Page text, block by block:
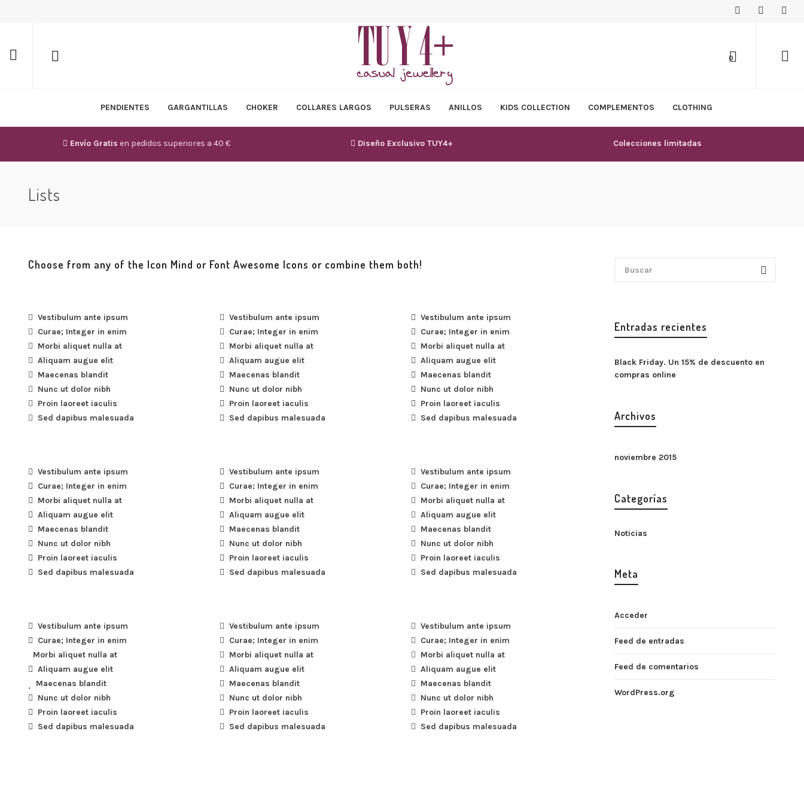
0
PENDIENTES GARGANTILLAS CHOKER COLLARES LARGOS PULSERAS ANILLOS KIDS COLLECTION COMPLEMENTOS CLOTHING
Envío Gratis en pedidos superiores a 40 € Diseño Exclusivo TUY4+ Colecciones limitadas
Lists
Choose from any of the Icon Mind or Font Awesome Icons or combine them both!
Vestibulum ante ipsum
Curae; Integer in enim
Morbi aliquet nulla at
Aliquam augue elit
Maecenas blandit
Nunc ut dolor nibh
Proin laoreet iaculis
Sed dapibus malesuada
Vestibulum ante ipsum
Curae; Integer in enim
Morbi aliquet nulla at
Aliquam augue elit
Maecenas blandit
Nunc ut dolor nibh
Proin laoreet iaculis
Sed dapibus malesuada
Vestibulum ante ipsum
Curae; Integer in enim
Morbi aliquet nulla at
Aliquam augue elit
Maecenas blandit
Nunc ut dolor nibh
Proin laoreet iaculis
Sed dapibus malesuada
Vestibulum ante ipsum
Curae; Integer in enim
Morbi aliquet nulla at
Aliquam augue elit
Maecenas blandit
Nunc ut dolor nibh
Proin laoreet iaculis
Sed dapibus malesuada
Vestibulum ante ipsum
Curae; Integer in enim
Morbi aliquet nulla at
Aliquam augue elit
Maecenas blandit
Nunc ut dolor nibh
Proin laoreet iaculis
Sed dapibus malesuada
Vestibulum ante ipsum
Curae; Integer in enim
Morbi aliquet nulla at
Aliquam augue elit
Maecenas blandit
Nunc ut dolor nibh
Proin laoreet iaculis
Sed dapibus malesuada
Vestibulum ante ipsum
Curae; Integer in enim
Morbi aliquet nulla at
Aliquam augue elit
Maecenas blandit
Nunc ut dolor nibh
Proin laoreet iaculis
Sed dapibus malesuada
Vestibulum ante ipsum
Curae; Integer in enim
Morbi aliquet nulla at
Aliquam augue elit
Maecenas blandit
Nunc ut dolor nibh
Proin laoreet iaculis
Sed dapibus malesuada
Vestibulum ante ipsum
Curae; Integer in enim
Morbi aliquet nulla at
Aliquam augue elit
Maecenas blandit
Nunc ut dolor nibh
Proin laoreet iaculis
Sed dapibus malesuada
Entradas recientes
Black Friday. Un 15% de descuento en
compras online
Archivos
noviembre 2015
Categorías
Noticias
Meta
Acceder
Feed de entradas
Feed de comentarios
WordPress.org